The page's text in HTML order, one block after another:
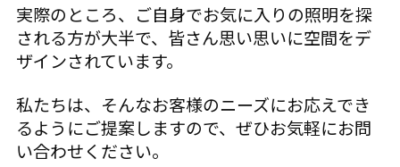
実際のところ、ご自身でお気に入りの照明を探
される方が大半で、皆さん思い思いに空間をデ
ザインされています。
私たちは、そんなお客様のニーズにお応えでき
るようにご提案しますので、ぜひお気軽にお問
い合わせください。